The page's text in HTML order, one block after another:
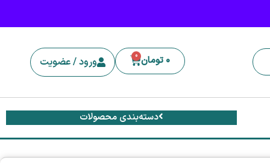
0 تومان 0 ورود / عضویت
دسته‌بندی محصولات